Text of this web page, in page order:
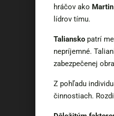
hráčov ako
lídrov tímu.
Taliansko patrí
nepríjemné.
zabezpečenej
Z pohľadu
činnostiach.